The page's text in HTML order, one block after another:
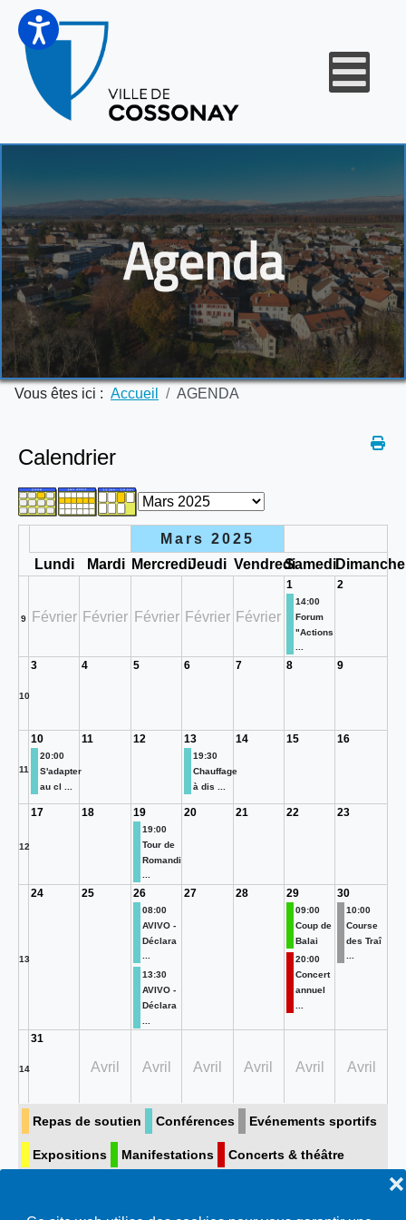
❌
Agenda
Vous êtes ici : Accueil AGENDA
Calendrier
Mars 2025
Lundi
Mardi MercrediJeudi VendrediSamediDimanche
9 Février Février Février Février Février
1
14:00
Forum
"Actions
...
2
10
3 4 5 6 7 8 9
11
10
20:00
S'adapter
au cl ...
11 12 13
19:30
Chauffage
à dis ...
14 15 16
12
17 18 19
19:00
Tour de
Romandi
...
20 21 22 23
13
24 25 26
08:00
AVIVO -
Déclara
...
13:30
AVIVO -
Déclara
27 28 29
09:00
Coup de
Balai
20:00
Concert
annuel
30
10:00
Course
des Traî
...
14
31
Avril Avril Avril Avril Avril Avril
Repas de soutien Conférences Evénements sportifs
Expositions Manifestations Concerts & théâtre